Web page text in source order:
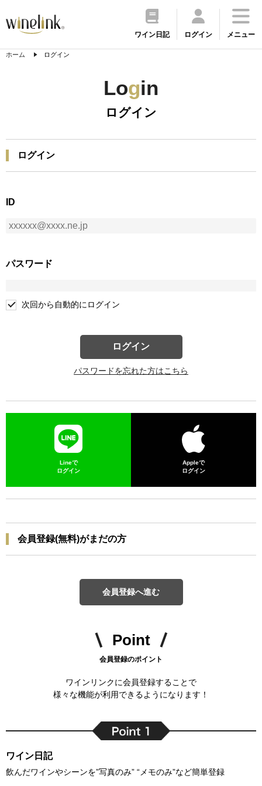
ワイン日記 ログイン メニュー
ホーム ログイン
Login
ログイン
ログイン
ID
パスワード
次回から自動的にログイン
ログイン
パスワードを忘れた方はこちら
Lineで
ログイン
Appleで
ログイン
会員登録(無料)がまだの方
会員登録へ進む
Point
会員登録のポイント
ワインリンクに会員登録することで
様々な機能が利用できるようになります！
ワイン日記
飲んだワインやシーンを”写真のみ” “メモのみ”など簡単登録